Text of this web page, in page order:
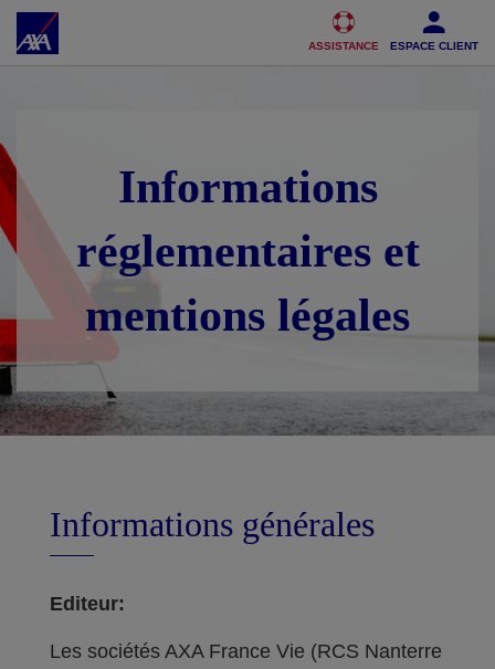
Accéder au Contenu Accéder au Pied de page
ASSISTANCE ESPACE CLIENT
Informations
réglementaires et
mentions légales
Informations générales
Editeur:
Les sociétés AXA France Vie (RCS Nanterre